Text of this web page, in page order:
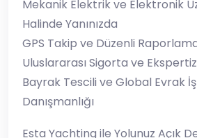
Mekanik Elektrik ve Elektronik
Halinde Yanınızda
GPS Takip ve Düzenli
Uluslararası Sigorta ve
Bayrak Tescili ve Global Evrak
Danışmanlığı
Esta Yachting ile Yolunuz Açık